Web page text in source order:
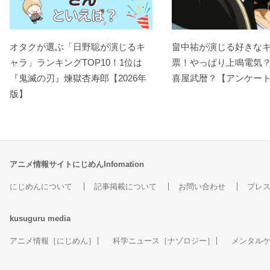
オタクが選ぶ「日野聡が演じるキ
ャラ」ランキングTOP10！1位は
『鬼滅の刃』煉󠄁獄杏寿郎【2026年
版】
畠中祐が演じる好きな
票！やっぱり上鳴電気
喜屋武暦？【アンケー
アニメ情報サイトにじめんInfomation
にじめんについて 記事掲載について お問い合わせ プレ
kusuguru media
アニメ情報［にじめん］ 科学ニュース［ナゾロジー］ メンタル